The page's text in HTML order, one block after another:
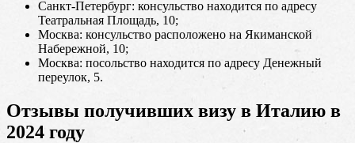
Санкт-Петербург: консульство находится по адресу
Театральная Площадь, 10;
Москва: консульство расположено на Якиманской
Набережной, 10;
Москва: посольство находится по адресу Денежный
переулок, 5.
Отзывы получивших визу в Италию в
2024 году